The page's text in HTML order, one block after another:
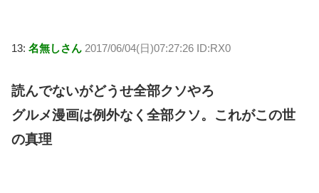
13: 名無しさん 2017/06/04(日)07:27:26 ID:RX0
読んでないがどうせ全部クソやろ
グルメ漫画は例外なく全部クソ。これがこの世
の真理